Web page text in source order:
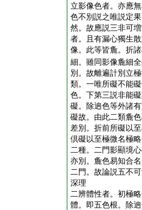
立影像色者。亦應
色不別説之唯説定
然。故應説三非可
者。且有漏心獨生
像。此等皆麁。折
細。雖同影像麁細
別。故離遍計別立
類。一唯所礙不能
色。下第三説非能
礙。除逈色等外諸
礙故。由此二類麁
差別。折前所礙以
倶礙以至極微名極
二種。二門影顯境
亦別。麁色易知合
二門。故論説五不
深理
二辨體性者。初極
體。即五色根。除